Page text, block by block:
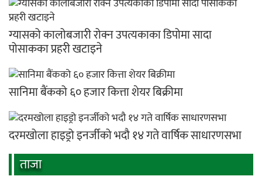
ग्यासको कालोबजारी रोक्न उपत्यकाका डिपोमा सादा
पोसाकका प्रहरी खटाइने
सानिमा बैंकको ६० हजार कित्ता शेयर बिक्रीमा
दरमखोला हाइड्रो इनर्जीको भदौ १४ गते वार्षिक साधारणसभा
ताजा